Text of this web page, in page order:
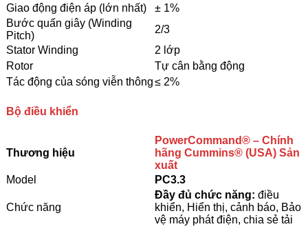
Giao động điện áp (lớn nhất)
± 1%
Bước quấn giây (Winding
Pitch)
2/3
Stator Winding
2 lớp
Rotor
Tự cân bằng động
Tác động của sóng viễn thông≤ 2%
Bộ điều khiển
Thương hiệu
PowerCommand® – Chính
hãng Cummins® (USA) Sản
xuất
Model
PC3.3
Chức năng
Đầy đủ chức năng: điều
khiển, Hiển thị, cảnh báo, Bảo
vệ máy phát điện, chia sẻ tải